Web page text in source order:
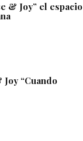
& Joy” el espacio
“Cuando